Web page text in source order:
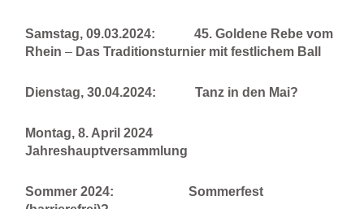
Samstag, 09.03.2024: 45. Goldene Rebe vom
Rhein – Das Traditionsturnier mit festlichem Ball
Dienstag, 30.04.2024: Tanz in den Mai?
Montag, 8. April 2024
Jahreshauptversammlung
Sommer 2024: Sommerfest